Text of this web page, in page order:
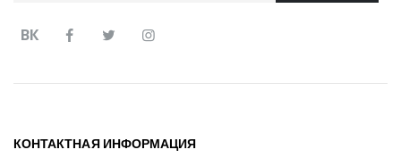
ВК
КОНТАКТНАЯ ИНФОРМАЦИЯ